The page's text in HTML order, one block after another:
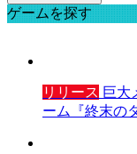
ゲームを探す
リリース 巨大
ーム『終末の